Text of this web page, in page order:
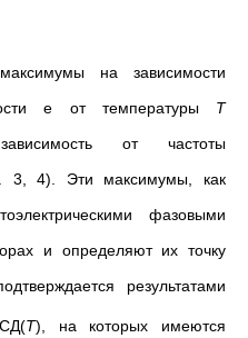
на зависимости
e от температуры T
от частоты
3, 4). Эти максимумы, как
фазовыми
и определяют их точку
результатами
Т), на которых имеются